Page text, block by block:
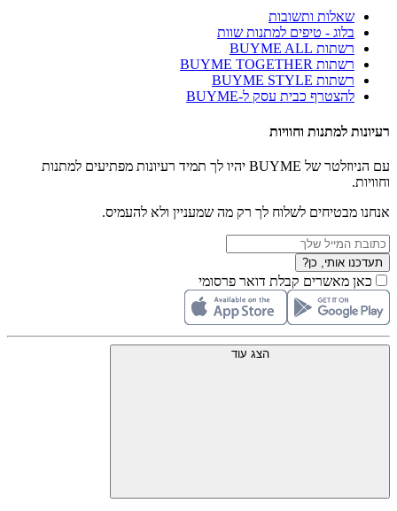
שאלות ותשובות
בלוג - טיפים למתנות שוות
רשתות BUYME ALL
רשתות BUYME TOGETHER
רשתות BUYME STYLE
להצטרף כבית עסק ל-BUYME
רעיונות למתנות וחוויות
עם הניוזלטר של BUYME יהיו לך תמיד רעיונות מפתיעים למתנות
וחוויות.
אנחנו מבטיחים לשלוח לך רק מה שמעניין ולא להעמיס.
תעדכנו אותי, כן?
כאן מאשרים קבלת דואר פרסומי
הצג עוד